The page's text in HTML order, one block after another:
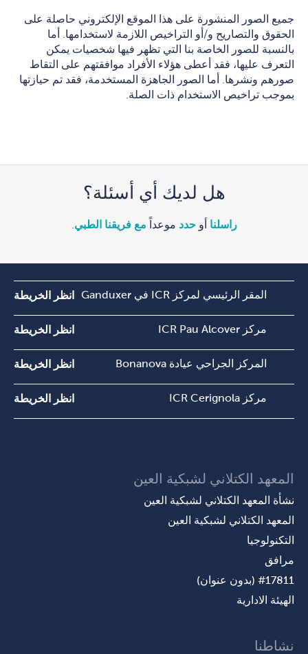
جميع الصور المنشورة على هذا الموقع الإلكتروني حاصلة على
الحقوق والتصاريح و/أو التراخيص اللازمة لاستخدامها. أما
بالنسبة للصور الخاصة بنا التي تظهر فيها شخصيات يمكن
التعرف عليها، فقد أعطى هؤلاء الأفراد موافقتهم على التقاط
صورهم ونشرها. أما الصور الجاهزة المستخدمة، فقد تم حيازتها
بموجب تراخيص الاستخدام ذات الصلة.
هل لديك أي أسئلة؟
راسلنا أوحدد موعداً مع فريقنا الطبي
المقر الرئيسي لمركز ICR في Ganduxer انظر الخريطة
مركز ICR Pau Alcover انظر الخريطة
المركز الجراحي عيادة Bonanova انظر الخريطة
مركز ICR Cerignola انظر الخريطة
المعهد الكتلاني لشبكية العين
نشأة المعهد الكتلاني لشبكية العين
المعهد الكتلاني لشبكية العين
التكنولوجيا
مرافق
#17811 (بدون عنوان)
الهيئة الادارية
نشاطنا